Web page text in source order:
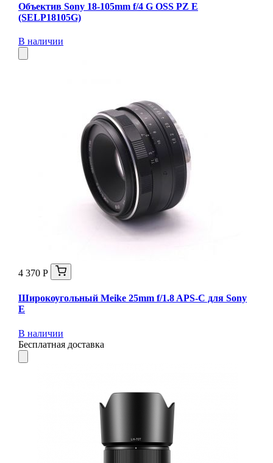
Объектив Sony 18-105mm f/4 G OSS PZ E
(SELP18105G)
В наличии
4 370 Р
Широкоугольный Meike 25mm f/1.8 APS-C для Sony
E
В наличии
Бесплатная доставка